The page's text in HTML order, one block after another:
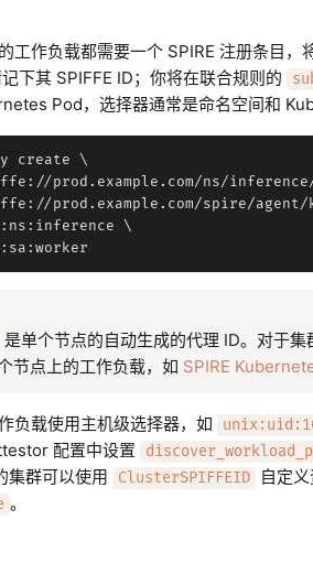
工作负载都需要一个 SPIRE 注册条目，
下其 SPIFFE ID；你将在联合规则的
Pod，选择器通常是命名空间和
create \
prod.example.com/ns/
prod.example.com/spire/
\
是单个节点的自动生成的代理 ID。对于
节点上的工作负载，如 SPIRE
负载使用主机级选择器，如
配置中设置
集群可以使用 ClusterSPIFFEID 自定
。